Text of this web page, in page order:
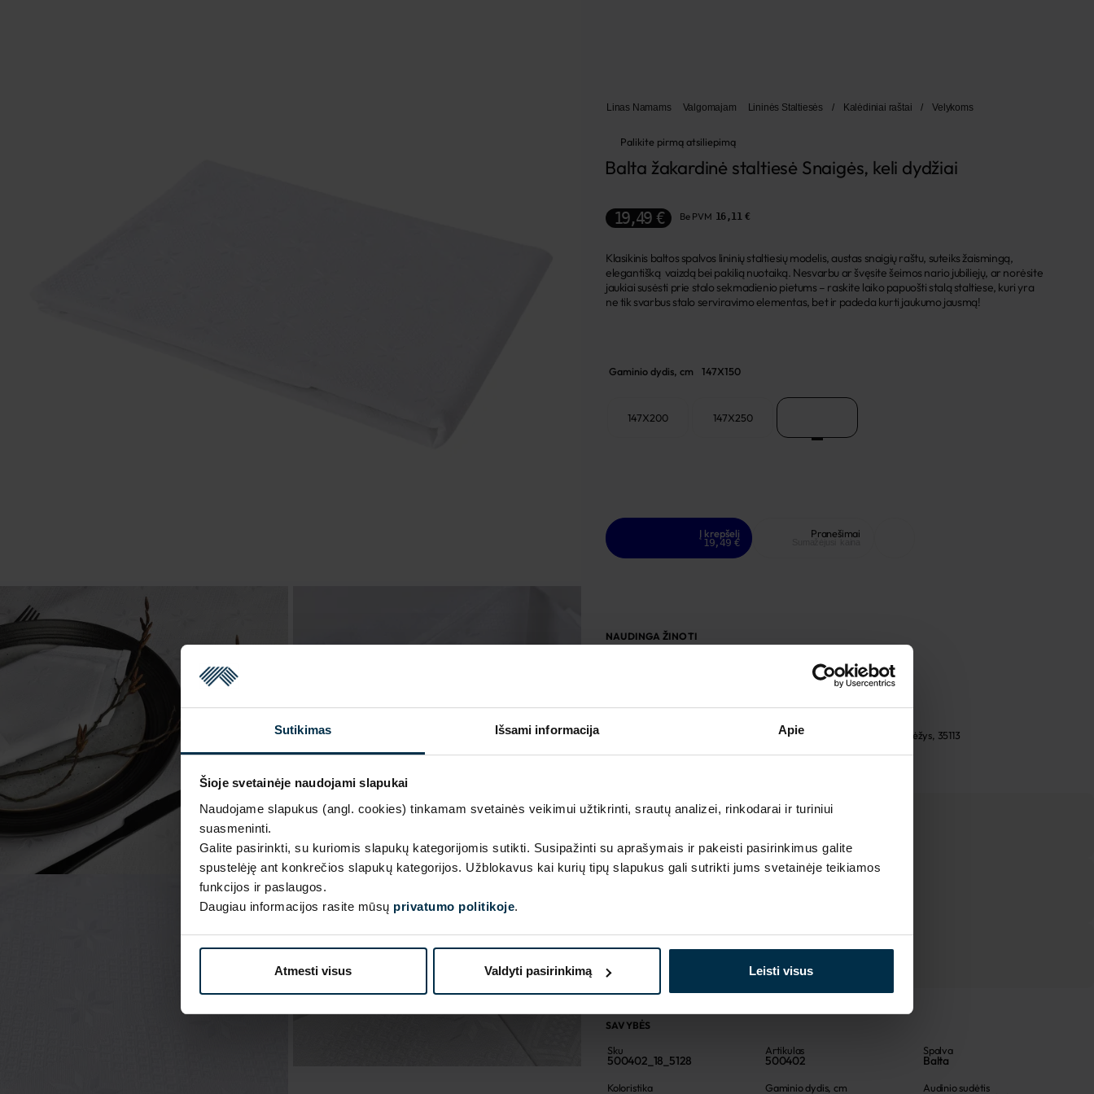
Sutikimas Išsami informacija Apie
Šioje svetainėje naudojami slapukai
Naudojame slapukus (angl. cookies) tinkamam svetainės veikimui užtikrinti, srautų analizei, rinkodarai ir turiniui
suasmeninti.
Galite pasirinkti, su kuriomis slapukų kategorijomis sutikti. Susipažinti su aprašymais ir pakeisti pasirinkimus galite
spustelėję ant konkrečios slapukų kategorijos. Užblokavus kai kurių tipų slapukus gali sutrikti jums svetainėje teikiamos
funkcijos ir paslaugos.
Daugiau informacijos rasite mūsų privatumo politikoje.
Atmesti visus Valdyti pasirinkimą Leisti visus
Linas Namams Valgomajam Lininės Staltiesės / Kalėdiniai raštai / Velykoms
Palikite pirmą atsiliepimą
Balta žakardinė staltiesė Snaigės, keli dydžiai
19,49 € Be PVM 16,11 €
Klasikinis baltos spalvos lininių staltiesių modelis, austas snaigių raštu, suteiks žaismingą,
elegantišką vaizdą bei pakilią nuotaiką. Nesvarbu ar švęsite šeimos nario jubiliejų, ar norėsite
jaukiai susėsti prie stalo sekmadienio pietums – raskite laiko papuošti stalą staltiese, kuri yra
ne tik svarbus stalo serviravimo elementas, bet ir padeda kurti jaukumo jausmą!
Gaminio dydis, cm 147X150
147X200 147X250
Į krepšelį
19,49 €
Pranešimai
NAUDINGA ŽINOTI
Grąžinimas - 14 dienų
Žiūrėti grąžinimo politiką
UAB LINAS LT,S. Kerbedžio st. 23, Panevėžys, 35113
SAVYBĖS
Sku
500402_18_5128
Artikulas
500402
Spalva
Balta
Koloristika Gaminio dydis, cm Audinio sudėtis